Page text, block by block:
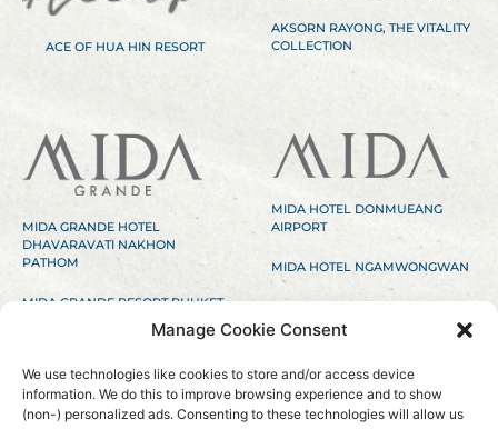
Manage Cookie Consent
We use technologies like cookies to store and/or access device
information. We do this to improve browsing experience and to show
(non-) personalized ads. Consenting to these technologies will allow us
ACE OF HUA HIN RESORT
AKSORN RAYONG, THE VITALITY
COLLECTION
MIDA GRANDE HOTEL
DHAVARAVATI NAKHON
PATHOM
MIDA GRANDE RESORT PHUKET
MIDA HOTEL DONMUEANG
AIRPORT
MIDA HOTEL NGAMWONGWAN